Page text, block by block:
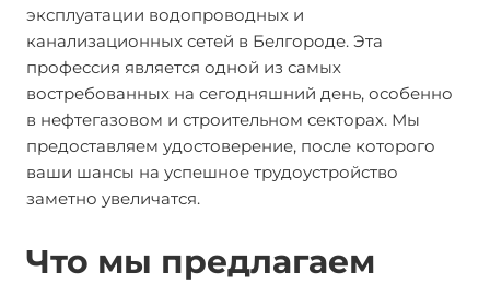
эксплуатации водопроводных и
канализационных сетей в Белгороде. Эта
профессия является одной из самых
востребованных на сегодняшний день, особенно
в нефтегазовом и строительном секторах. Мы
предоставляем удостоверение, после которого
ваши шансы на успешное трудоустройство
заметно увеличатся.
Что мы предлагаем